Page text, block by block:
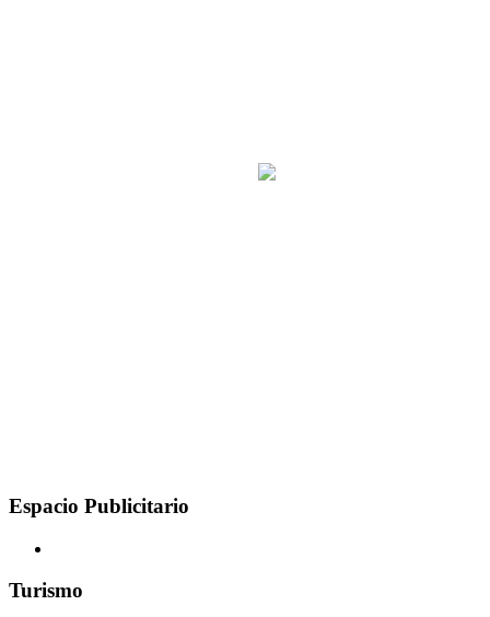
Espacio Publicitario
Turismo